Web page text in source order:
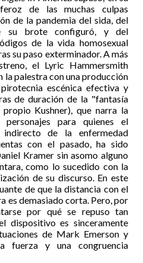
de las muchas culpas
de la pandemia del sida, del
su brote configuró, y del
de la vida homosexual
su paso exterminador. A más
el Lyric Hammersmith
la palestra con una producción
escénica efectiva y
de duración de la "fantasía
Kushner), que narra la
para quienes el
de la enfermedad
con el pasado, ha sido
Kramer sin asomo alguno
como lo sucedido con la
de su discurso. En este
de que la distancia con el
es demasiado corta. Pero, por
por qué se repuso tan
dispositivo es sinceramente
de Mark Emerson y
fuerza y una congruencia